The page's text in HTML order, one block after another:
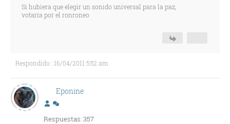
Si hubiera que elegir un sonido universal para la paz,
votaría por el ronroneo
Respondido : 16/04/2011 5:52 am
Eponine
Respuestas: 357